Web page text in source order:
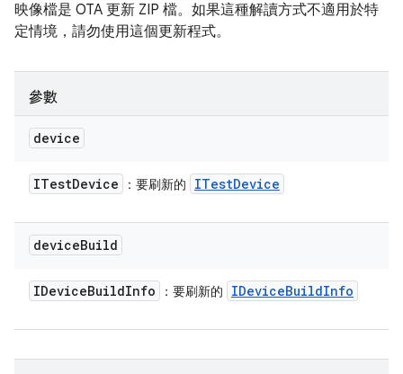
映像檔是 OTA 更新 ZIP 檔。如果這種解讀方式不適用於特
定情境，請勿使用這個更新程式。
參數
device
ITestDevice ：要刷新的 ITestDevice
deviceBuild
IDeviceBuildInfo ：要刷新的 IDeviceBuildInfo